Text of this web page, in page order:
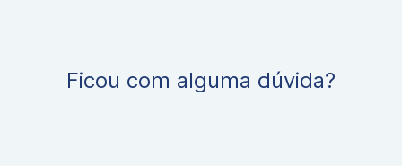
Ficou com alguma dúvida?